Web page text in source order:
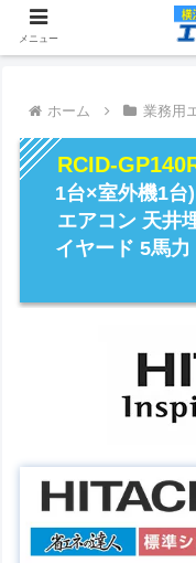
ホーム 業務用
RCID-
1台×室外機1台
エアコン 天井
イヤード 5馬
メニュー